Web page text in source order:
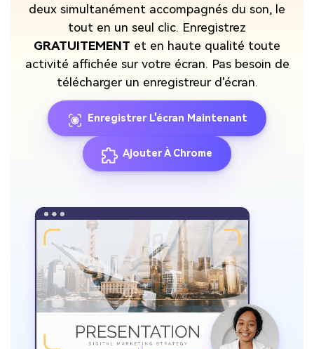
deux simultanément accompagnés du son, le
tout en un seul clic. Enregistrez
GRATUITEMENT et en haute qualité toute
activité affichée sur votre écran. Pas besoin de
télécharger un enregistreur d'écran.
Enregistrer L'écran Maintenant
Ajouter À Chrome